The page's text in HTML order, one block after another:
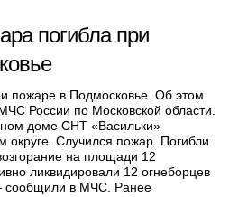
погибла при
пожаре в Подмосковье. Об этом
России по Московской области.
доме СНТ «Васильки»
округе. Случился пожар. Погибли
на площади 12
ликвидировали 12 огнеборцев
сообщили в МЧС. Ранее